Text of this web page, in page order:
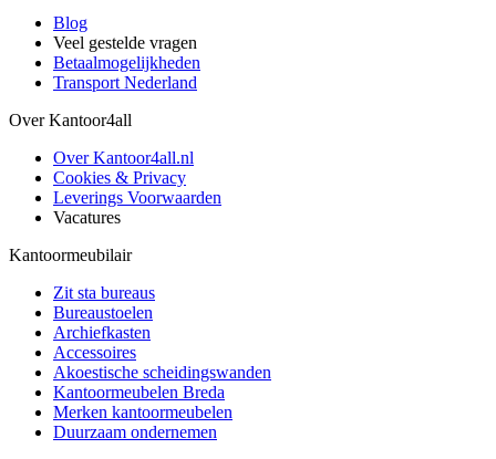
Blog
Veel gestelde vragen
Betaalmogelijkheden
Transport Nederland
Over Kantoor4all
Over Kantoor4all.nl
Cookies & Privacy
Leverings Voorwaarden
Vacatures
Kantoormeubilair
Zit sta bureaus
Bureaustoelen
Archiefkasten
Accessoires
Akoestische scheidingswanden
Kantoormeubelen Breda
Merken kantoormeubelen
Duurzaam ondernemen